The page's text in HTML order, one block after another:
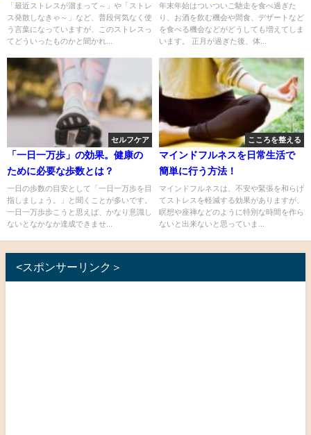
「最近ストレスが溜まって～」や「ストレ
ス発散しなきゃ～」など、普段何気なく使
う言葉になっていますが、このストレスっ
てどういったものかと聞かれ...
年末年始はついついご馳走を食べ過ぎた
り、お酒を飲む機会や間食、デザートなど
を食べる機会などがどうしても増えてしま
います。 正月が過ぎた後、体...
セルフケア
「一日一万歩」の効果。健康の
ために必要な歩数とは？
一日の歩数の目安として「一日一万歩を目
指しましょう。」と聞くことが多いです。
一日一万歩歩こうと思えば、かなり意識し
ないとなかなか達成できませ...
こころを整える
マインドフルネスを日常生活で
簡単に行う方法！
マインドフルネスは、不安や緊張を和らげ
てストレスを軽減する効果がありますが、
瞑想や座禅などのように特別な時間を作ら
ないと出来ないと思っていま...
<スポンサーリンク＞